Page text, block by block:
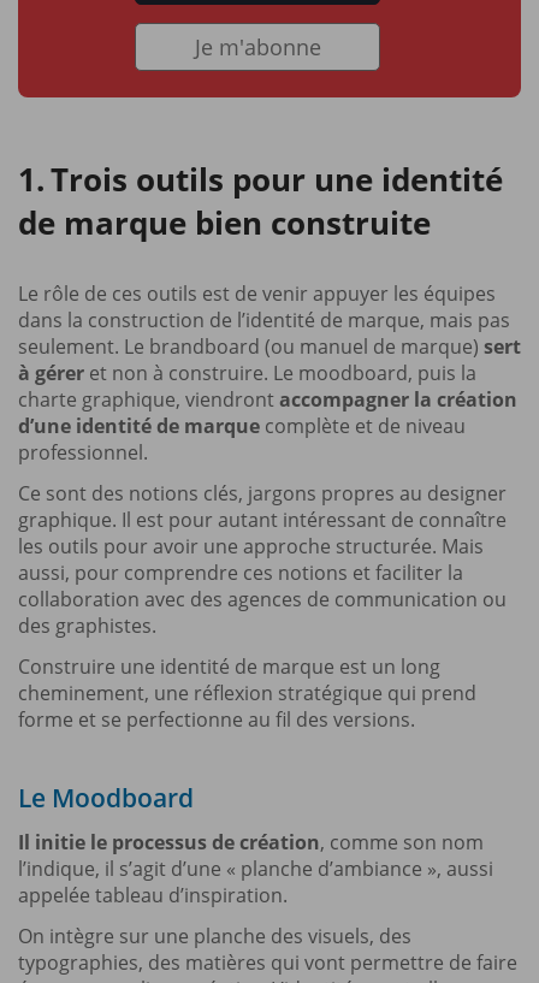
Je m'abonne
Trois outils pour une identité
de marque bien construite
Le rôle de ces outils est de venir appuyer les équipes
dans la construction de l’identité de marque, mais pas
seulement. Le brandboard (ou manuel de marque) sert
à gérer et non à construire. Le moodboard, puis la
charte graphique, viendrontaccompagner la création
d’une identité de marque complète et de niveau
professionnel.
Ce sont des notions clés, jargons propres au designer
graphique. Il est pour autant intéressant de connaître
les outils pour avoir une approche structurée. Mais
aussi, pour comprendre ces notions et faciliter la
collaboration avec des agences de communication ou
des graphistes.
Construire une identité de marque est un long
cheminement, une réflexion stratégique qui prend
forme et se perfectionne au fil des versions.
Le Moodboard
Il initie le processus de création, comme son nom
l’indique, il s’agit d’une « planche d’ambiance », aussi
appelée tableau d’inspiration.
On intègre sur une planche des visuels, des
typographies, des matières qui vont permettre de faire